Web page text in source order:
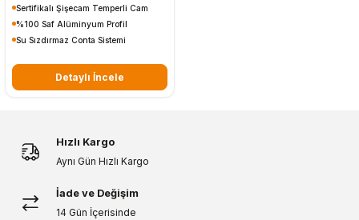
Sertifikalı Şişecam Temperli Cam
%100 Saf Alüminyum Profil
Su Sızdırmaz Conta Sistemi
Detaylı İncele
Hızlı Kargo
Aynı Gün Hızlı Kargo
İade ve Değişim
14 Gün İçerisinde